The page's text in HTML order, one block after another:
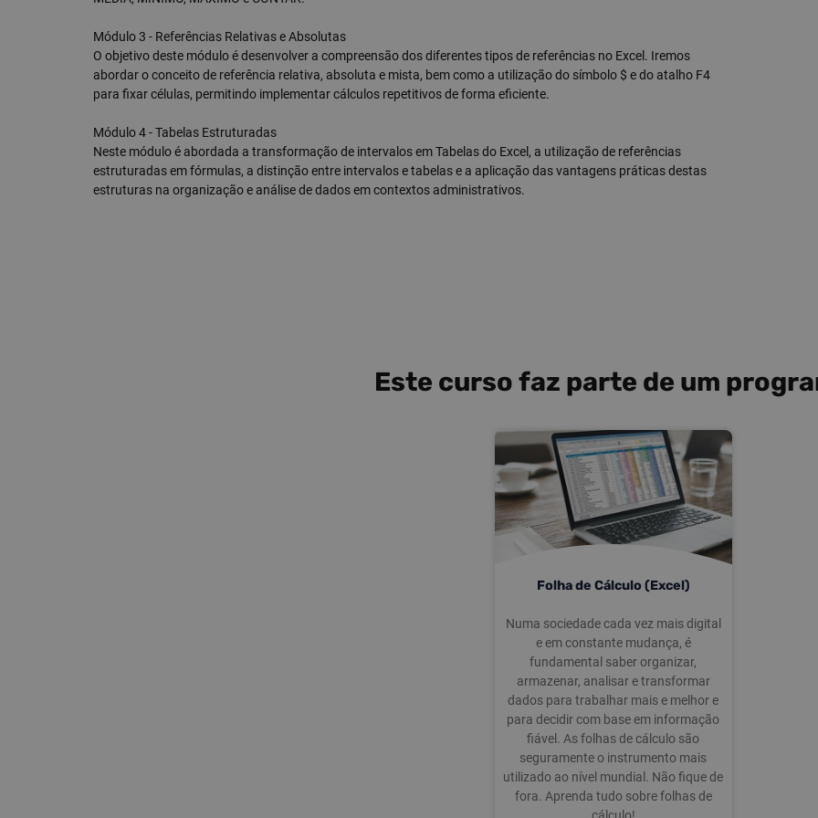
Módulo 3 - Referências Relativas e Absolutas
O objetivo deste módulo é desenvolver a compreensão dos diferentes tipos de referências no Excel. Iremos
abordar o conceito de referência relativa, absoluta e mista, bem como a utilização do símbolo $ e do atalho F4
para fixar células, permitindo implementar cálculos repetitivos de forma eficiente.
Módulo 4 - Tabelas Estruturadas
Neste módulo é abordada a transformação de intervalos em Tabelas do Excel, a utilização de referências
estruturadas em fórmulas, a distinção entre intervalos e tabelas e a aplicação das vantagens práticas destas
estruturas na organização e análise de dados em contextos administrativos.
Este curso faz parte de um
Folha de Cálculo (Excel)
Numa sociedade cada vez mais digital
e em constante mudança, é
fundamental saber organizar,
armazenar, analisar e transformar
dados para trabalhar mais e melhor e
para decidir com base em informação
fiável. As folhas de cálculo são
seguramente o instrumento mais
utilizado ao nível mundial. Não fique de
fora. Aprenda tudo sobre folhas de